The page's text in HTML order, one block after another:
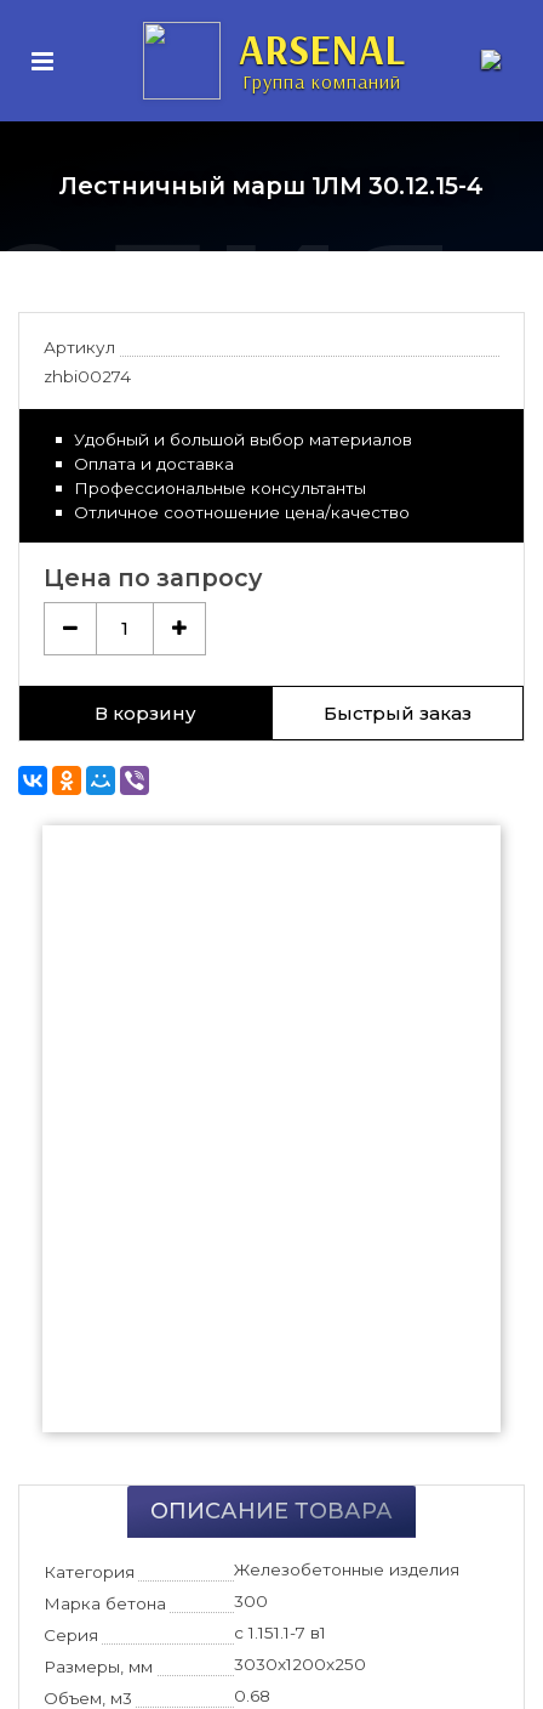
ARSENAL
Группа компаний
Лестничный марш 1ЛМ 30.12.15-4
Артикул
zhbi00274
Удобный и большой выбор материалов
Оплата и доставка
Профессиональные консультанты
Отличное соотношение цена/качество
Цена по запросу
1
В корзину Быстрый заказ
ОПИСАНИЕ ТОВАРА
Категория
Железобетонные изделия
Марка бетона
300
Серия
с 1.151.1-7 в1
Размеры, мм
3030x1200x250
Объем, м3
0.68